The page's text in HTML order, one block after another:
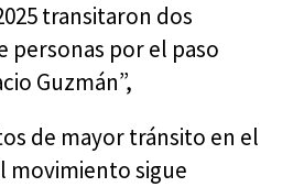
transitaron dos
personas por el paso
Guzmán”,
de mayor tránsito en el
movimiento sigue